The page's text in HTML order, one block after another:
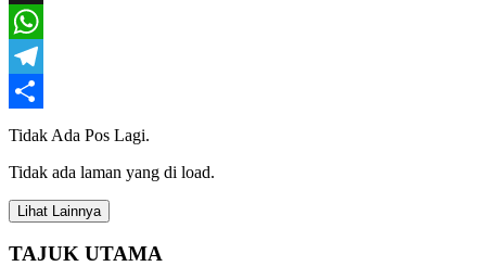
X
WhatsApp
Telegram
Share
Tidak Ada Pos Lagi.
Tidak ada laman yang di load.
Lihat Lainnya
TAJUK UTAMA